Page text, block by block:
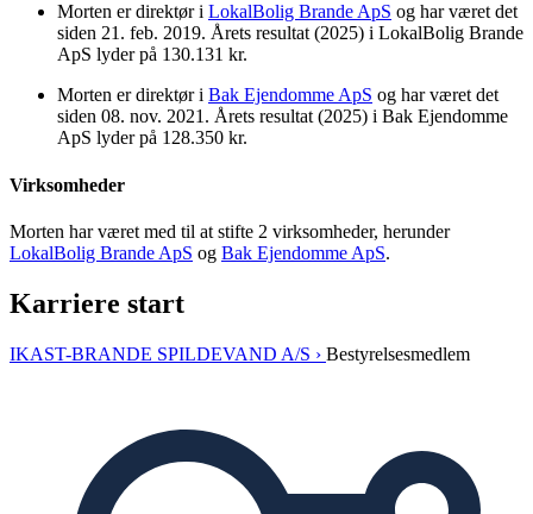
Morten er direktør i LokalBolig Brande ApS og har været det
siden 21. feb. 2019. Årets resultat (2025) i LokalBolig Brande
ApS lyder på 130.131 kr.
Morten er direktør i Bak Ejendomme ApS og har været det
siden 08. nov. 2021. Årets resultat (2025) i Bak Ejendomme
ApS lyder på 128.350 kr.
Virksomheder
Morten har været med til at stifte 2 virksomheder, herunder
LokalBolig Brande ApS og Bak Ejendomme ApS.
Karriere start
IKAST-BRANDE SPILDEVAND A/S › Bestyrelsesmedlem